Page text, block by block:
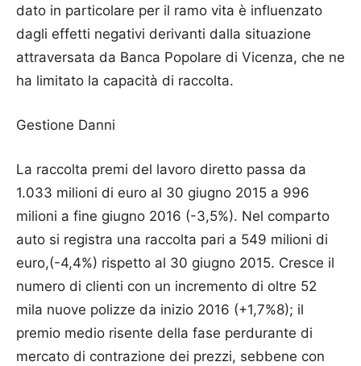
dato in particolare per il ramo vita è influenzato
dagli effetti negativi derivanti dalla situazione
attraversata da Banca Popolare di Vicenza, che ne
ha limitato la capacità di raccolta.
Gestione Danni
La raccolta premi del lavoro diretto passa da
1.033 milioni di euro al 30 giugno 2015 a 996
milioni a fine giugno 2016 (-3,5%). Nel comparto
auto si registra una raccolta pari a 549 milioni di
euro,(-4,4%) rispetto al 30 giugno 2015. Cresce il
numero di clienti con un incremento di oltre 52
mila nuove polizze da inizio 2016 (+1,7%8); il
premio medio risente della fase perdurante di
mercato di contrazione dei prezzi, sebbene con